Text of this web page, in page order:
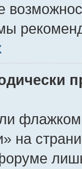
флажком
на